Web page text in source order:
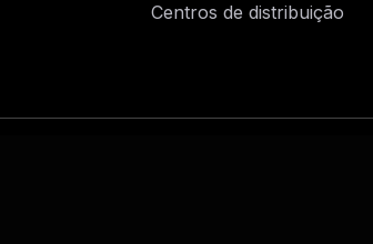
Centros de distribuição